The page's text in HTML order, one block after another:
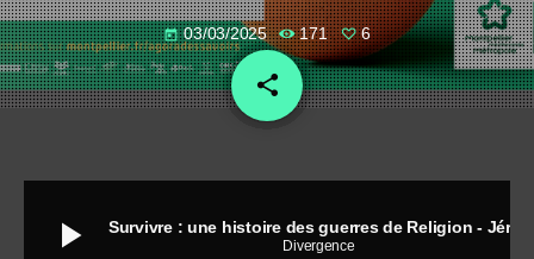
today 03/03/2025 171 6
share
email
play_arrow Divergence